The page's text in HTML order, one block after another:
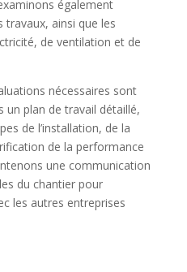
également
travaux, ainsi que les
de ventilation et de
nécessaires sont
un plan de travail détaillé,
de l’installation, de la
de la performance
une communication
du chantier pour
les autres entreprises